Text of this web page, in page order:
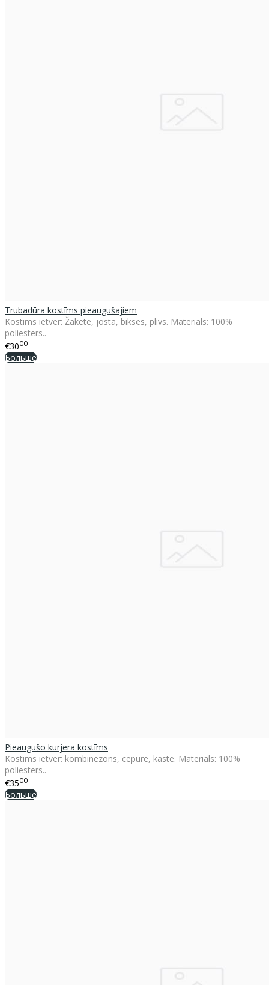
Trubadūra kostīms pieaugušajiem
Kostīms ietver: Žakete, josta, bikses, plīvs. Matēriāls: 100%
poliesters..
€3000
Больше
Pieaugušo kurjera kostīms
Kostīms ietver: kombinezons, cepure, kaste. Matēriāls: 100%
poliesters..
€3500
Больше